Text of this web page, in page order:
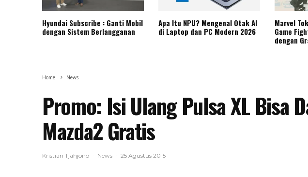
Hyundai Subscribe : Ganti Mobil
dengan Sistem Berlangganan
Apa Itu NPU? Mengenal Otak AI
di Laptop dan PC Modern 2026
Marvel
Game
dengan
Home News
Promo: Isi Ulang Pulsa XL Bisa
Mazda2 Gratis
Kristian Tjahjono · News · 25 Agustus 2015